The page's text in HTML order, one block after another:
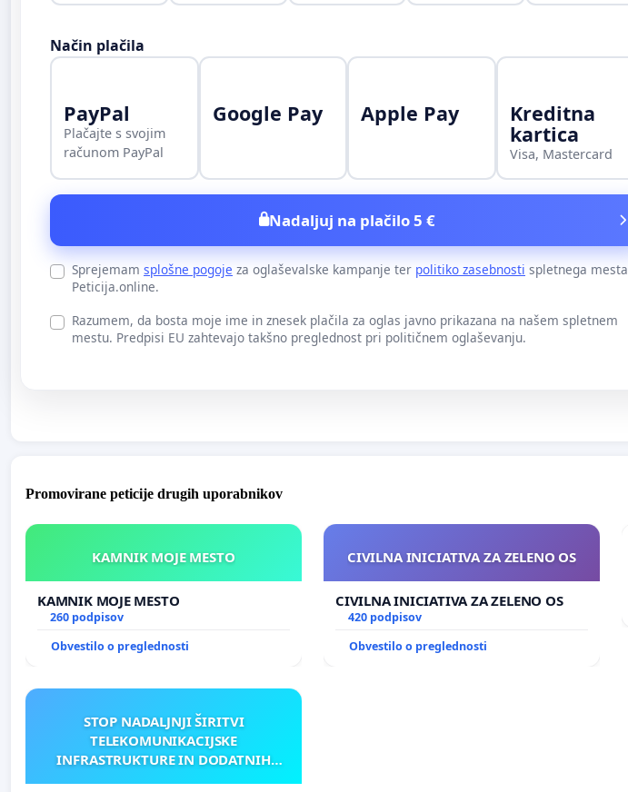
Način plačila
PayPal
Plačajte s svojim
računom PayPal
Google Pay Apple Pay Kreditna
kartica
Visa, Mastercard
Nadaljuj na plačilo 5 €
Sprejemam splošne pogoje za oglaševalske kampanje ter politiko zasebnosti spletnega mesta
Peticija.online.
Razumem, da bosta moje ime in znesek plačila za oglas javno prikazana na našem spletnem
mestu. Predpisi EU zahtevajo takšno preglednost pri političnem oglaševanju.
Promovirane peticije drugih uporabnikov
KAMNIK MOJE MESTO
KAMNIK MOJE MESTO
260 podpisov
Obvestilo o preglednosti
CIVILNA INICIATIVA ZA ZELENO OS
CIVILNA INICIATIVA ZA ZELENO OS
420 podpisov
Obvestilo o preglednosti
STOP NADALJNJI ŠIRITVI
TELEKOMUNIKACIJSKE
INFRASTRUKTURE IN DODATNIH